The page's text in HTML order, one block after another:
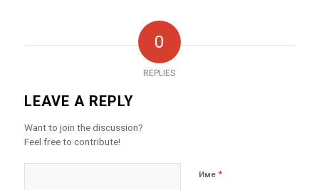
0
REPLIES
LEAVE A REPLY
Want to join the discussion?
Feel free to contribute!
Име *